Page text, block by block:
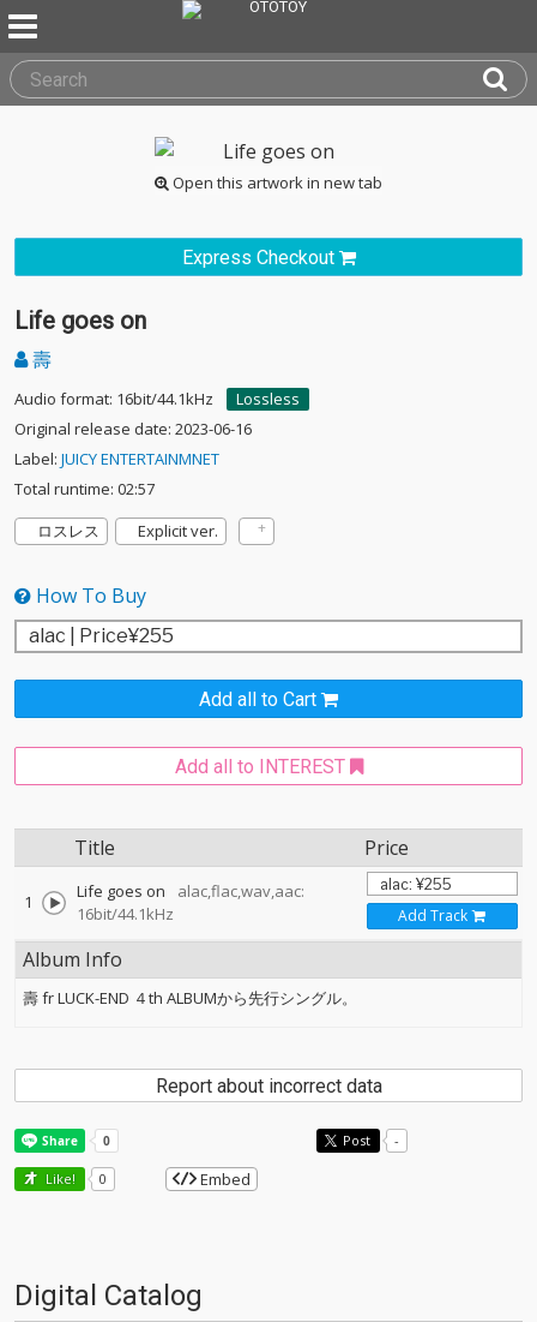
Open this artwork in new tab
Express Checkout
Life goes on
壽
Audio format: 16bit/44.1kHz
Lossless
Original release date: 2023-06-16
Label: JUICY ENTERTAINMNET
Total runtime: 02:57
ロスレス
Explicit ver.
How To Buy
Add all to Cart
Add all to INTEREST
Title Price
1 Life goes on
alac,flac,wav,aac:
16bit/44.1kHz
Add Track
Album Info
壽 fr LUCK-END ４th ALBUMから先行シングル。
Report about incorrect data
Post -
Like! 0 Embed
Digital Catalog